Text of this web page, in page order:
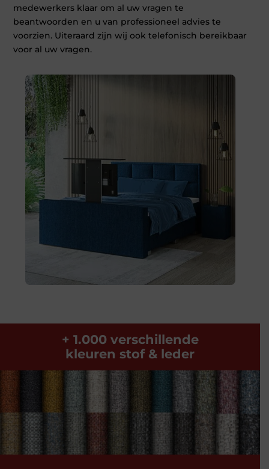
medewerkers klaar om al uw vragen te
beantwoorden en u van professioneel advies te
voorzien. Uiteraard zijn wij ook telefonisch bereikbaar
voor al uw vragen.
+ 1.000 verschillende
kleuren stof & leder